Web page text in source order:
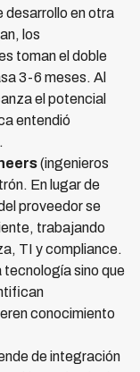
desarrollo en otra
los
toman el doble
3-6 meses. Al
el potencial
entendió
(ingenieros
En lugar de
proveedor se
trabajando
TI y compliance.
tecnología sino que
conocimiento
de integración